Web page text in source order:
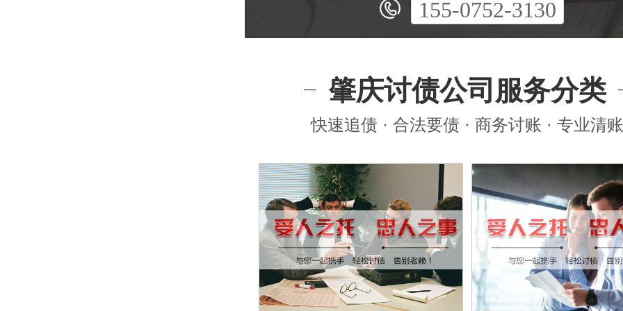
155-0752-3130
肇庆讨债公司服务分类
快速追债 · 合法要债 · 商务讨账 · 专业清账